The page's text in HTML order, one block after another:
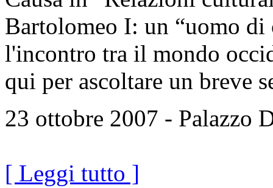
Bartolomeo I: un “uomo di
l'incontro tra il mondo
qui per ascoltare un breve
23 ottobre 2007 - Palazzo
[ Leggi tutto ]